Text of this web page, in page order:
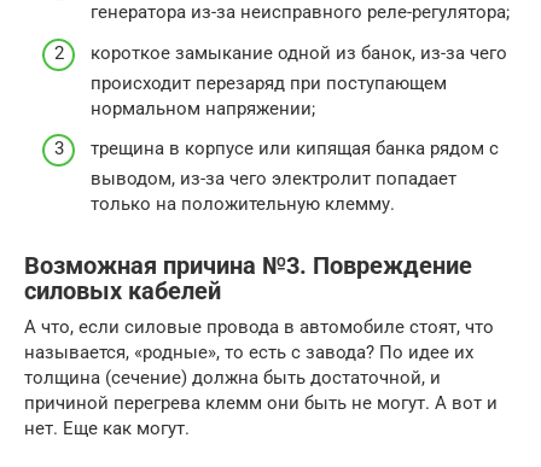
генератора из-за неисправного реле-регулятора;
короткое замыкание одной из банок, из-за чего
происходит перезаряд при поступающем
нормальном напряжении;
трещина в корпусе или кипящая банка рядом с
выводом, из-за чего электролит попадает
только на положительную клемму.
Возможная причина №3. Повреждение
силовых кабелей
А что, если силовые провода в автомобиле стоят, что
называется, «родные», то есть с завода? По идее их
толщина (сечение) должна быть достаточной, и
причиной перегрева клемм они быть не могут. А вот и
нет. Еще как могут.